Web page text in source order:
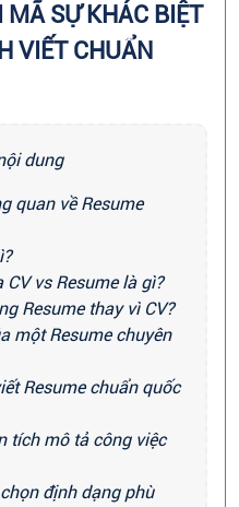
MÃ SỰ KHÁC BIỆT
VIẾT CHUẨN
dung
quan về Resume
vs Resume là gì?
Resume thay vì CV?
một Resume chuyên
Resume chuẩn quốc
tích mô tả công việc
định dạng phù